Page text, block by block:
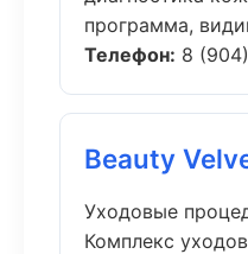
программа,
Телефон: 8
Beauty
Уходовые
Комплекс